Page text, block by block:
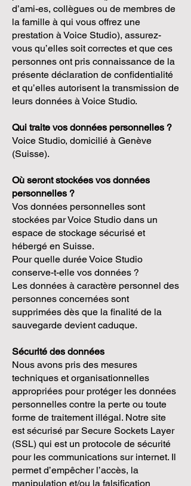
d’ami-es, collègues ou de membres de
la famille à qui vous offrez une
prestation à Voice Studio), assurez-
vous qu’elles soit correctes et que ces
personnes ont pris connaissance de la
présente déclaration de confidentialité
et qu’elles autorisent la transmission de
leurs données à Voice Studio.
Qui traite vos données personnelles ?
Voice Studio, domicilié à Genève
(Suisse).
Où seront stockées vos données
personnelles ?
Vos données personnelles sont
stockées par Voice Studio dans un
espace de stockage sécurisé et
hébergé en Suisse.
Pour quelle durée Voice Studio
conserve-t-elle vos données ?
Les données à caractère personnel des
personnes concernées sont
supprimées dès que la finalité de la
sauvegarde devient caduque.
Sécurité des données
Nous avons pris des mesures
techniques et organisationnelles
appropriées pour protéger les données
personnelles contre la perte ou toute
forme de traitement illégal. Notre site
est sécurisé par Secure Sockets Layer
(SSL) qui est un protocole de sécurité
pour les communications sur internet. Il
permet d’empêcher l’accès, la
manipulation et/ou la falsification